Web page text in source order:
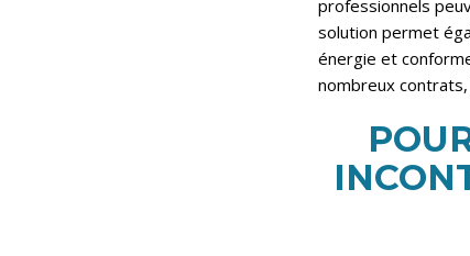
professionnels
solution permet
énergie et
nombreux